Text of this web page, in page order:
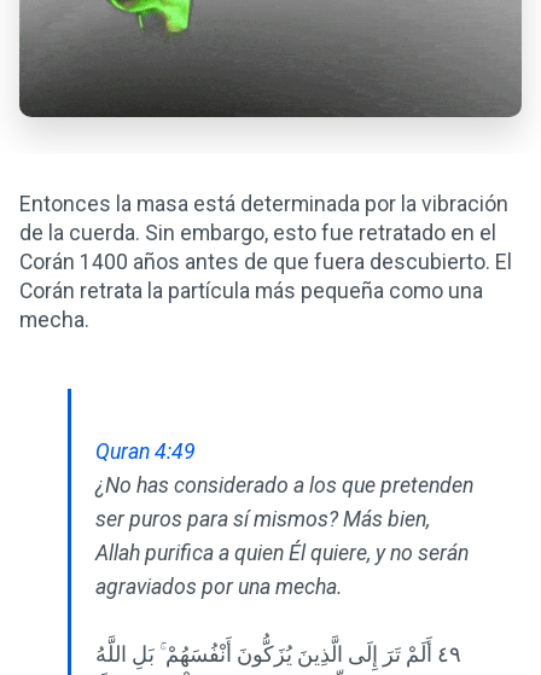
Entonces la masa está determinada por la vibración
de la cuerda. Sin embargo, esto fue retratado en el
Corán 1400 años antes de que fuera descubierto. El
Corán retrata la partícula más pequeña como una
mecha.
Quran 4:49
¿No has considerado a los que pretenden
ser puros para sí mismos? Más bien,
Allah purifica a quien Él quiere, y no serán
agraviados por una mecha.
٤٩ أَلَمْ تَرَ إِلَى الَّذِينَ يُزَكُّونَ أَنْفُسَهُمْ ۚ بَلِ اللَّهُ